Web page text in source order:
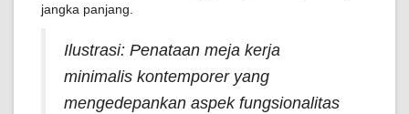
jangka panjang.
Ilustrasi: Penataan meja kerja
minimalis kontemporer yang
mengedepankan aspek fungsionalitas